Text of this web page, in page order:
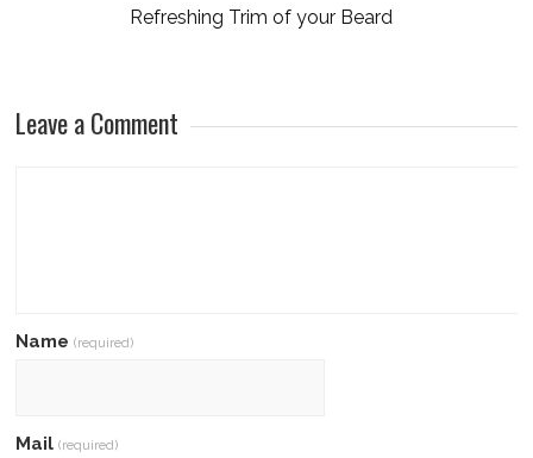
Refreshing Trim of your Beard
Leave a Comment
Name(required)
Mail(required)